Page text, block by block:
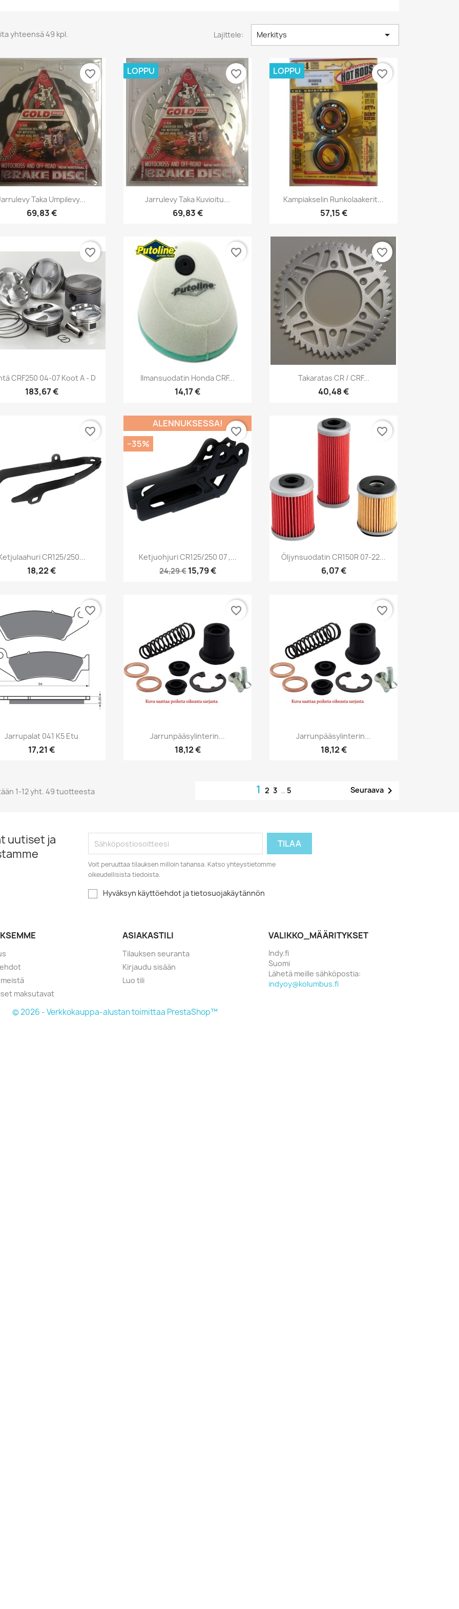
yhteensä 49 kpl. Lajittele: Merkitys 
Pikakatselu
Taka Umpilevy...
69,83 €
favorite_border
Pikakatselu
Jarrulevy Taka Kuvioitu...
69,83 €
LOPPU favorite_border
Pikakatselu
Kampiakselin Runkolaakerit...
57,15 €
LOPPU favorite_border
Pikakatselu
CRF250 04-07 Koot A - D
183,67 €
favorite_border
Pikakatselu
Ilmansuodatin Honda CRF...
14,17 €
favorite_border
Pikakatselu
Takaratas CR / CRF...
40,48 €
favorite_border
Pikakatselu
CR125/250...
18,22 €
favorite_border
Pikakatselu
Ketjuohjuri CR125/250 07 ,...
24,29 € 15,79 €
ALENNUKSESSA!
−35%
favorite_border
Pikakatselu
Öljynsuodatin CR150R 07-22...
6,07 €
favorite_border
Pikakatselu
Jarrupalat 041 K5 Etu
17,21 €
favorite_border
Pikakatselu
Jarrunpääsylinterin...
18,12 €
favorite_border
Pikakatselu
Jarrunpääsylinterin...
18,12 €
favorite_border
1-12 yht. 49 tuotteesta 123 … 5 Seuraava
uutiset ja
Voit peruuttaa tilauksen milloin tahansa. Katso yhteystietomme
oikeudellisista tiedoista.
Hyväksyn käyttöehdot ja tietosuojakäytännön
maksutavat
ASIAKASTILI
Tilauksen seuranta
Kirjaudu sisään
Luo tili
VALIKKO_MÄÄRITYKSET
Indy.fi
Suomi
Lähetä meille sähköpostia:
indyoy@kolumbus.fi
© 2026 - Verkkokauppa-alustan toimittaa PrestaShop™